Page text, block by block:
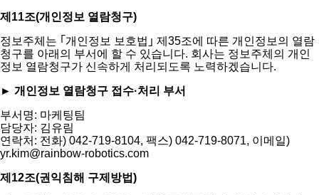
제11조(개인정보 열람청구)
정보주체는 ｢개인정보 보호법｣ 제35조에 따른 개인정보의 열람
청구를 아래의 부서에 할 수 있습니다. 회사는 정보주체의 개인
정보 열람청구가 신속하게 처리되도록 노력하겠습니다.
► 개인정보 열람청구 접수·처리 부서
부서명: 마케팅팀
담당자: 김유림
연락처: 전화) 042-719-8104, 팩스) 042-719-8071, 이메일)
yr.kim@rainbow-robotics.com
제12조(권익침해 구제방법)